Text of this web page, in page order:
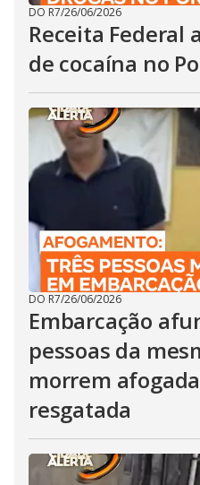
DO R7/26/06/2026
Receita Federal
de cocaína no
DO R7/26/06/2026
Embarcação
pessoas da
morrem
resgatada